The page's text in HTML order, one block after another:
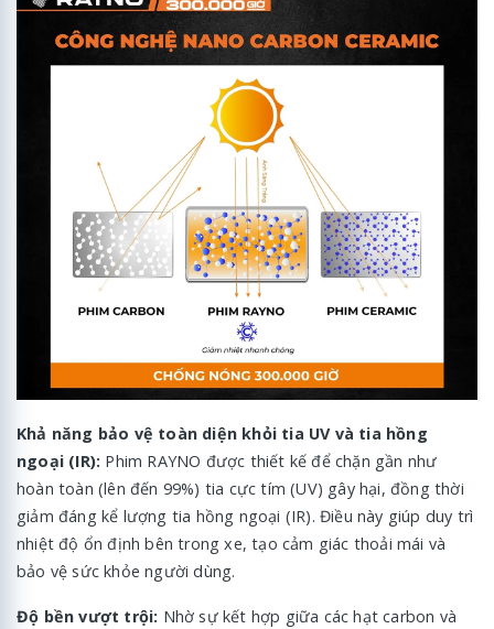
Khả năng bảo vệ toàn diện khỏi tia UV và tia hồng
ngoại (IR): Phim RAYNO được thiết kế để chặn gần như
hoàn toàn (lên đến 99%) tia cực tím (UV) gây hại, đồng thời
giảm đáng kể lượng tia hồng ngoại (IR). Điều này giúp duy trì
nhiệt độ ổn định bên trong xe, tạo cảm giác thoải mái và
bảo vệ sức khỏe người dùng.
Độ bền vượt trội: Nhờ sự kết hợp giữa các hạt carbon và